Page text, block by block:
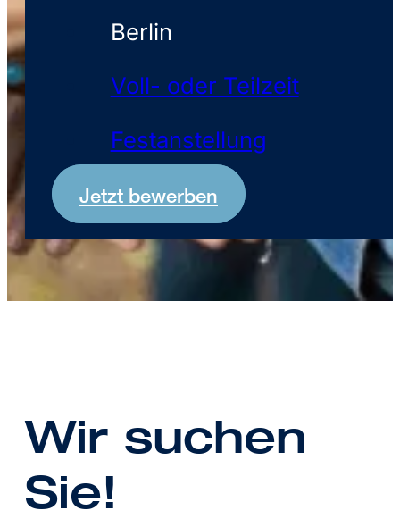
Berlin
Voll- oder Teilzeit
Festanstellung
Jetzt bewerben
Wir suchen
Sie!